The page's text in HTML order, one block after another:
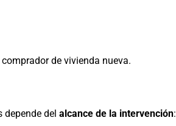
de vivienda nueva.
del alcance de la intervención: